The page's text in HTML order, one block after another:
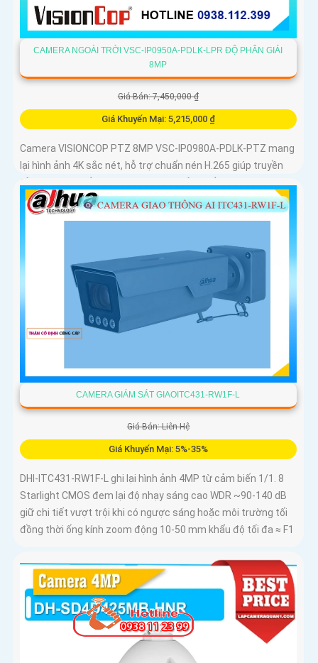
CAMERA NGOÀI TRỜI VSC-IP0950A-PDLK-LPR ĐỘ PHÂN GIẢI
8MP
Giá Bán: 7,450,000 ₫
Giá Khuyến Mại: 5,215,000 ₫
Camera VISIONCOP PTZ 8MP VSC-IP0980A-PDLK-PTZ mang
lại hình ảnh 4K sắc nét, hỗ trợ chuẩn nén H.265 giúp truyền
tải mượt mà tiết kiệm băng thông. Cảm biến CMOS 1/2
CAMERA GIÁM SÁT GIAOITC431-RW1F-L
Giá Bán: Liên Hệ
Giá Khuyến Mại: 5%-35%
DHI-ITC431-RW1F-L ghi lại hình ảnh 4MP từ cảm biến 1/1. 8
Starlight CMOS đem lại độ nhạy sáng cao WDR ~90-140 dB
giữ chi tiết vượt trội khi có ngược sáng hoặc môi trường tối
đồng thời ống kính zoom động 10-50 mm khẩu độ tối đa ≈ F1